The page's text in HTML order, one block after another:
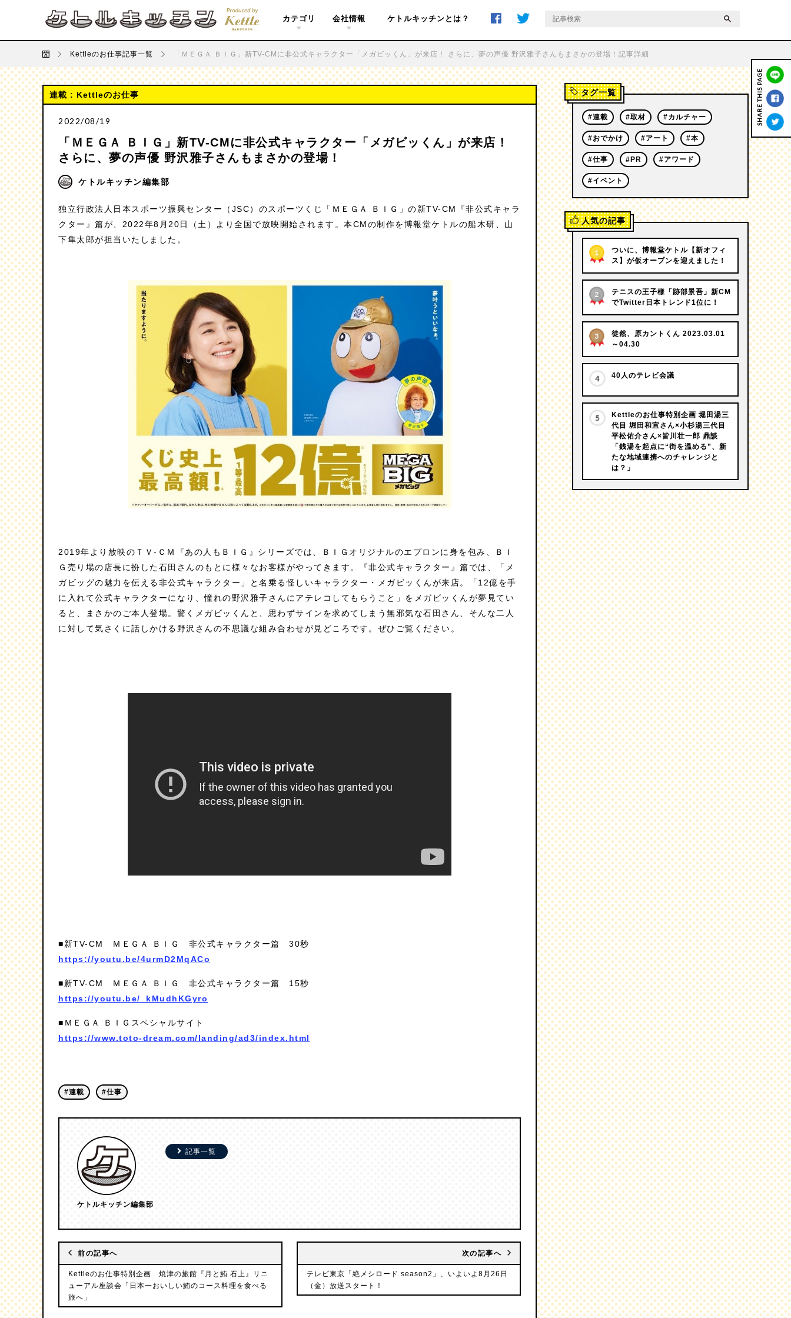
カテゴリ 会社情報 ケトルキッチンとは？
ん”の地域活性のホン
ト 十番勝負
Concept Works Award Member About Access Contact
SHARE THIS PAGE
Kettleのお仕事記事一覧 「ＭＥＧＡ ＢＩＧ」新TV-CMに非公式キャラクター「メガビッくん」が来店！ さらに、夢の声優 野沢雅子さんもまさかの登場！記事詳細
連載 : Kettleのお仕事
2022/08/19
「ＭＥＧＡ ＢＩＧ」新TV-CMに非公式キャラクター「メガビッくん」が来店！
さらに、夢の声優 野沢雅子さんもまさかの登場！
ケトルキッチン編集部
独立行政法人日本スポーツ振興センター（JSC）のスポーツくじ「ＭＥＧＡ ＢＩＧ」の新TV-CM『非公式キャラ
クター』篇が、2022年8月20日（土）より全国で放映開始されます。本CMの制作を博報堂ケトルの船木研、山
下隼太郎が担当いたしました。
2019年より放映のＴＶ-ＣＭ『あの人もＢＩＧ』シリーズでは、ＢＩＧオリジナルのエプロンに身を包み、ＢＩ
Ｇ売り場の店長に扮した石田さんのもとに様々なお客様がやってきます。『非公式キャラクター』篇では、「メ
ガビッグの魅力を伝える非公式キャラクター」と名乗る怪しいキャラクター・メガビッくんが来店。「12億を手
に入れて公式キャラクターになり、憧れの野沢雅子さんにアテレコしてもらうこと」をメガビッくんが夢見てい
ると、まさかのご本人登場。驚くメガビッくんと、思わずサインを求めてしまう無邪気な石田さん、そんな二人
に対して気さくに話しかける野沢さんの不思議な組み合わせが見どころです。ぜひご覧ください。
■新TV-CM ＭＥＧＡ ＢＩＧ 非公式キャラクター篇 30秒
https://youtu.be/4urmD2MqACo
■新TV-CM ＭＥＧＡ ＢＩＧ 非公式キャラクター篇 15秒
https://youtu.be/_kMudhKGyro
■ＭＥＧＡ ＢＩＧスペシャルサイト
https://www.toto-dream.com/landing/ad3/index.html
#連載 #仕事
ケトルキッチン編集部
記事一覧
前の記事へ
Kettleのお仕事特別企画 焼津の旅館『月と鮪 石上』リニ
ューアル座談会「日本一おいしい鮪のコース料理を食べる
旅へ」
次の記事へ
テレビ東京「絶メシロード season2」、いよいよ8月26日
（金）放送スタート！
タグ一覧
#連載 #取材 #カルチャー
#おでかけ #アート #本
#仕事 #PR #アワード
#イベント
人気の記事
ついに、博報堂ケトル【新オフィ
ス】が仮オープンを迎えました！
テニスの王子様「跡部景吾」新CM
でTwitter日本トレンド1位に！
徒然、原カントくん 2023.03.01
～04.30
40人のテレビ会議
Kettleのお仕事特別企画 堀田湯三
代目 堀田和宣さん×小杉湯三代目
平松佑介さん×皆川壮一郎 鼎談
「銭湯を起点に“街を温める”、新
たな地域連携へのチャレンジと
は？」